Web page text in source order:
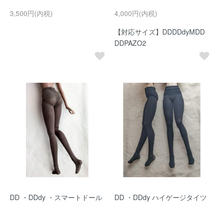
3,500円(内税)
4,000円(内税)
【対応サイズ】DDDDdyMDD
DDPAZO2
DD ・DDdy ・スマートドール
DD ・DDdy ハイゲージタイツ